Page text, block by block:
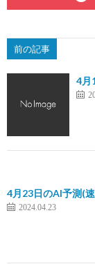
前の記事
4月
4月23日のAI予測(
2024.04.23